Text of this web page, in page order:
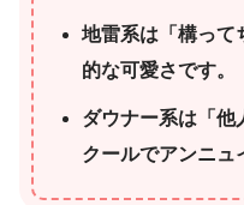
地雷系は「構って
的な可愛さです。
ダウナー系は「他
クールでアンニュ